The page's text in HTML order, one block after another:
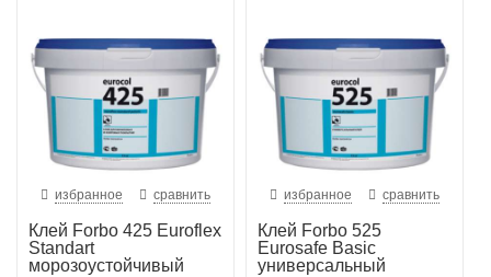
избранное сравнить
Клей Forbo 425 Euroflex
Standart
морозоустойчивый
избранное сравнить
Клей Forbo 525
Eurosafe Basic
универсальный